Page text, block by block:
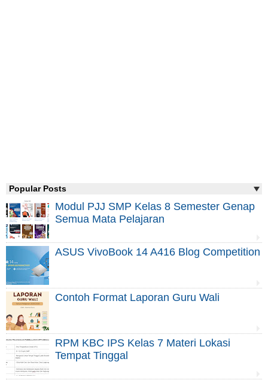
Popular Posts
Modul PJJ SMP Kelas 8 Semester Genap
Semua Mata Pelajaran
ASUS VivoBook 14 A416 Blog Competition
Contoh Format Laporan Guru Wali
RPM KBC IPS Kelas 7 Materi Lokasi
Tempat Tinggal